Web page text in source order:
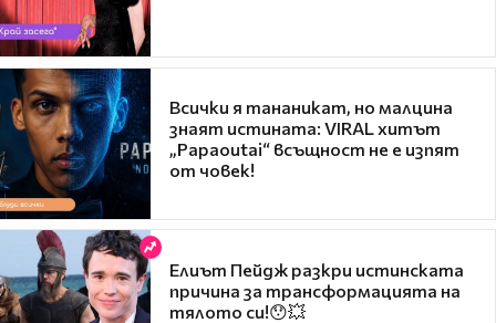
Всички я тананикат, но малцина
знаят истината: VIRAL хитът
„Papaoutai“ всъщност не е изпят
от човек!
Елиът Пейдж разкри истинската
причина за трансформацията на
тялото си!😯💥